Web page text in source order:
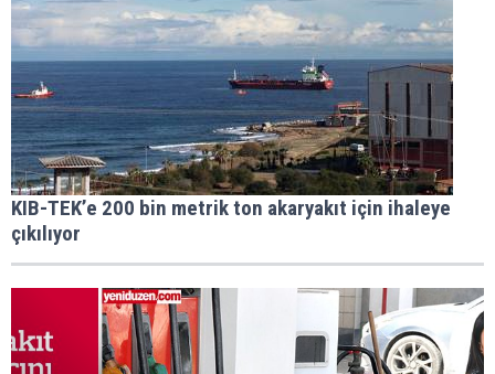
KIB-TEK’e 200 bin metrik ton akaryakıt için ihaleye
çıkılıyor